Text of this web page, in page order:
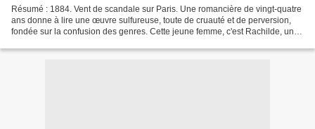
Résumé : 1884. Vent de scandale sur Paris. Une romancière de vingt-quatre
ans donne à lire une œuvre sulfureuse, toute de cruauté et de perversion,
fondée sur la confusion des genres. Cette jeune femme, c'est Rachilde, une